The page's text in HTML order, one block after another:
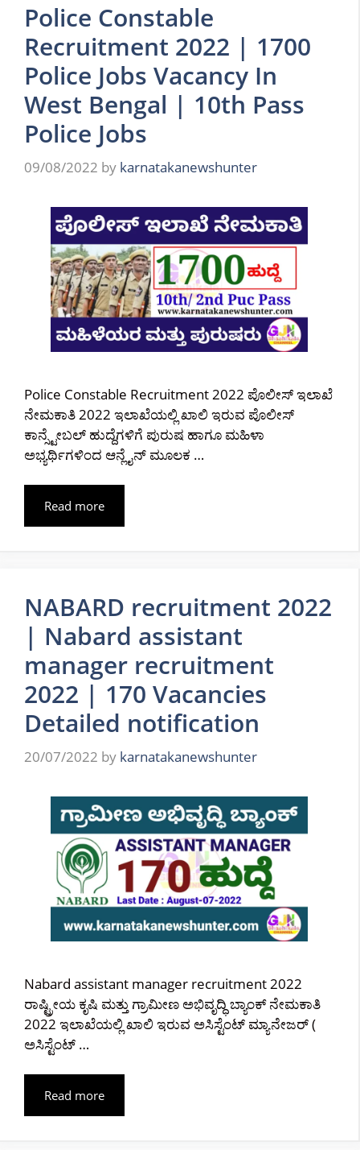
Police Constable
Recruitment 2022 | 1700
Police Jobs Vacancy In
West Bengal | 10th Pass
Police Jobs
09/08/2022 by karnatakanewshunter
Police Constable Recruitment 2022 ಪೊಲೀಸ್ ಇಲಾಖೆ
ನೇಮಕಾತಿ 2022 ಇಲಾಖೆಯಲ್ಲಿ ಖಾಲಿ ಇರುವ ಪೊಲೀಸ್
ಕಾನ್ಸ್ಟೇಬಲ್ ಹುದ್ದೆಗಳಿಗೆ ಪುರುಷ ಹಾಗೂ ಮಹಿಳಾ
ಅಭ್ಯರ್ಥಿಗಳಿಂದ ಆನ್ಲೈನ್ ಮೂಲಕ …
Read more
NABARD recruitment 2022
| Nabard assistant
manager recruitment
2022 | 170 Vacancies
Detailed notification
20/07/2022 by karnatakanewshunter
Nabard assistant manager recruitment 2022
ರಾಷ್ಟ್ರೀಯ ಕೃಷಿ ಮತ್ತು ಗ್ರಾಮೀಣ ಅಭಿವೃದ್ಧಿ ಬ್ಯಾಂಕ್ ನೇಮಕಾತಿ
2022 ಇಲಾಖೆಯಲ್ಲಿ ಖಾಲಿ ಇರುವ ಅಸಿಸ್ಟೆಂಟ್ ಮ್ಯಾನೇಜರ್ (
ಅಸಿಸ್ಟೆಂಟ್ …
Read more